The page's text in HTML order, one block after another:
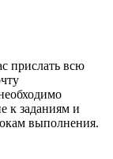
прислать всю
к заданиям и
выполнения.